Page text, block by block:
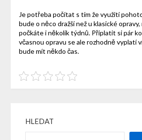
Je potřeba počítat s tím že využití
bude o něco dražší než u klasické
počkáte i několik týdnů. Připlatit si pár
včasnou opravu se ale rozhodně vyplatí
bude mít někdo čas.
HLEDAT